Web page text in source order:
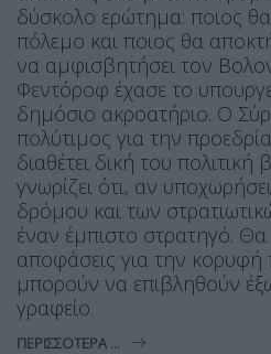
δύσκολο ερώτημα: ποιος
πόλεμο και ποιος θα
να αμφισβητήσει τον
Φεντόροφ έχασε το
δημόσιο ακροατήριο. Ο
πολύτιμος για την
διαθέτει δική του πολιτική
γνωρίζει ότι, αν
δρόμου και των
έναν έμπιστο στρατηγό. Θα
αποφάσεις για την κορυφή
μπορούν να επιβληθούν
γραφείο.
ΠΕΡΙΣΣΌΤΕΡΑ ...